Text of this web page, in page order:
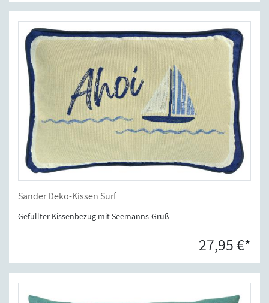
Sander Deko-Kissen Surf
Gefüllter Kissenbezug mit Seemanns-Gruß
27,95 €*